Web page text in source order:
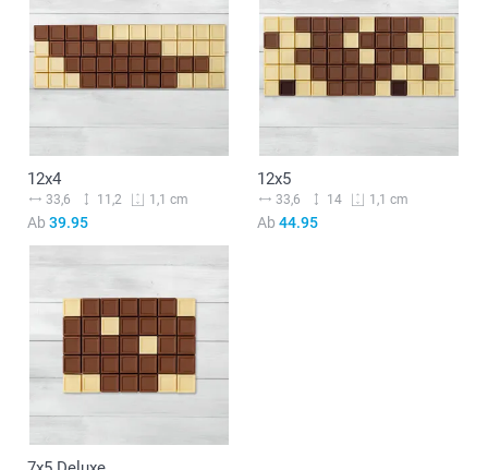
12x4
33,6 11,2 1,1 cm
Ab 39.95
12x5
33,6 14 1,1 cm
Ab 44.95